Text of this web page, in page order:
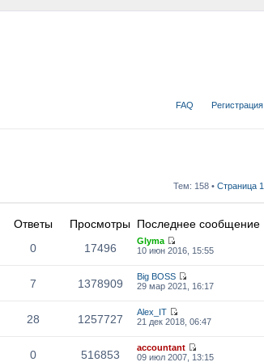
FAQ Регистрация
Тем: 158 • Страница 1
Ответы Просмотры Последнее сообщение
0 17496
Glyma
10 июн 2016, 15:55
7 1378909
Big BOSS
29 мар 2021, 16:17
28 1257727
Alex_IT
21 дек 2018, 06:47
0 516853
accountant
09 июл 2007, 13:15